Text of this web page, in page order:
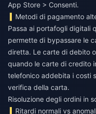
App Store > Consenti.
Metodi di pagamento
Passa ai portafogli digitali
permette di bypassare le
diretta. Le carte di debito
quando le carte di credito
telefonico addebita i costi
verifica della carta.
Risoluzione degli ordini in
Ritardi normali vs